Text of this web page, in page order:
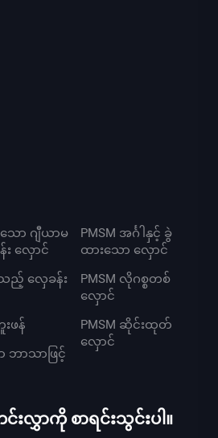
ာ ဂျီယာမ
း လှောင်
သည့် လှေခန်း
းဖန်
ဘာသာဖြင့်
PMSM အင်္ဂါနှင့် ခွဲ
ထားသော လှောင်
PMSM လိုဂစ္စတစ်
လှောင်
PMSM ဆိုင်းထုတ်
လှောင်
လွှာကို စာရင်းသွင်းပါ။